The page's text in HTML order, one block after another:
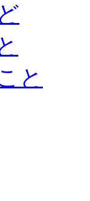
と